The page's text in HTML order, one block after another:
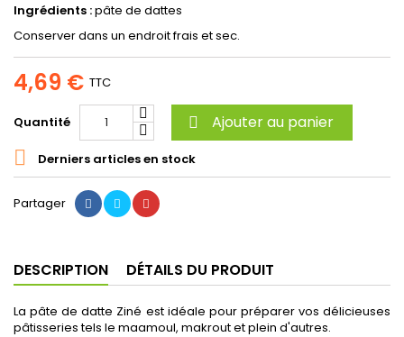
Ingrédients :pâte de dattes
Conserver dans un endroit frais et sec.
4,69 € TTC
Quantité  Ajouter au panier
 Derniers articles en stock
Partager
DESCRIPTION DÉTAILS DU PRODUIT
La pâte de datte Ziné est idéale pour préparer vos délicieuses
pâtisseries tels le maamoul, makrout et plein d'autres.